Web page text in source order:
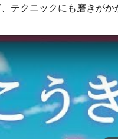
テクニックにも磨きがか